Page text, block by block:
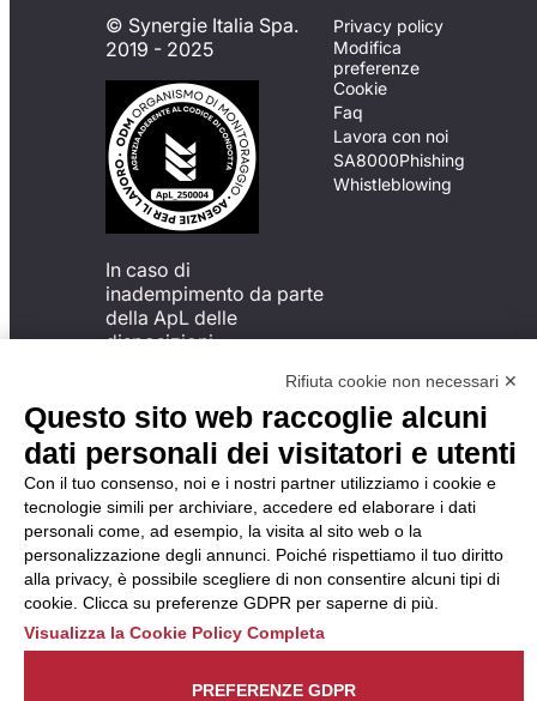
© Synergie Italia Spa.
2019 - 2025
In caso di
inadempimento da parte
della ApL delle
disposizioni
possibile presentare un
reclamo
all’Organismo di
Monitoraggio utilizzando
una delle modalità
descritte al seguente
indirizzo web
https://odm-
agenzielavoro.it/reclami/.
Privacy policy
Modifica
preferenze
Cookie
Faq
Lavora con noi
SA8000Phishing
Whistleblowing
Rifiuta cookie non necessari ✕
Questo sito web raccoglie alcuni
dati personali dei visitatori e utenti
Con il tuo consenso, noi e i nostri partner utilizziamo i cookie e
tecnologie simili per archiviare, accedere ed elaborare i dati
personali come, ad esempio, la visita al sito web o la
personalizzazione degli annunci. Poiché rispettiamo il tuo diritto
alla privacy, è possibile scegliere di non consentire alcuni tipi di
cookie. Clicca su preferenze GDPR per saperne di più.
Visualizza la Cookie Policy Completa
PREFERENZE GDPR